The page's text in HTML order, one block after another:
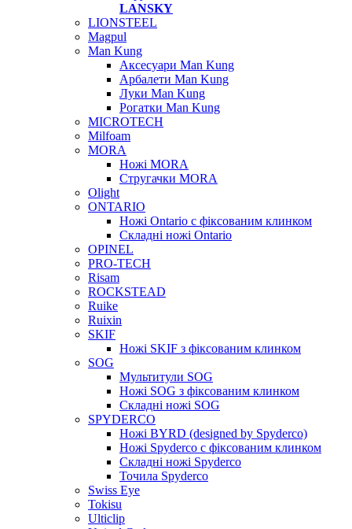
LANSKY
LIONSTEEL
Magpul
Man Kung
Аксесуари Man Kung
Арбалети Man Kung
Луки Man Kung
Рогатки Man Kung
MICROTECH
Milfoam
MORA
Ножі MORA
Стругачки MORA
Olight
ONTARIO
Ножі Ontario c фіксованим клинком
Складні ножі Ontario
OPINEL
PRO-TECH
Risam
ROCKSTEAD
Ruike
Ruixin
SKIF
Ножі SKIF з фіксованим клинком
SOG
Мультитули SOG
Ножі SOG з фіксованим клинком
Складні ножі SOG
SPYDERCO
Ножі BYRD (designed by Spyderco)
Ножі Spyderco c фіксованим клинком
Складні ножі Spyderco
Точила Spyderco
Swiss Eye
Tokisu
Ulticlip